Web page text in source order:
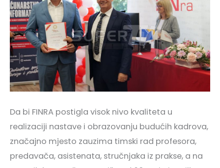
Da bi FINRA postigla visok nivo kvaliteta u
realizaciji nastave i obrazovanju budućih kadrova,
značajno mjesto zauzima timski rad profesora,
predavača, asistenata, stručnjaka iz prakse, a na